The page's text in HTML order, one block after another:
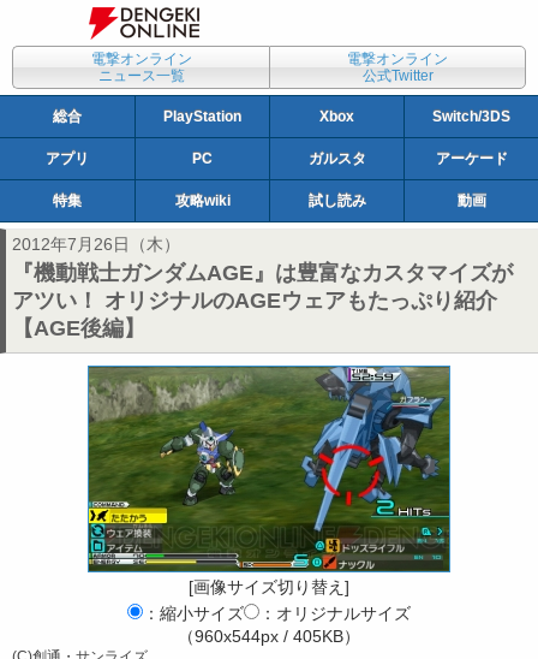
電撃オンライン
ニュース一覧
電撃オンライン
公式Twitter
総合 PlayStation Xbox Switch/3DS
アプリ PC ガルスタ アーケード
特集 攻略wiki 試し読み 動画
2012年7月26日（木）
『機動戦士ガンダムAGE』は豊富なカスタマイズが
アツい！ オリジナルのAGEウェアもたっぷり紹介
【AGE後編】
[画像サイズ切り替え]
：縮小サイズ
：オリジナルサイズ
（960x544px / 405KB）